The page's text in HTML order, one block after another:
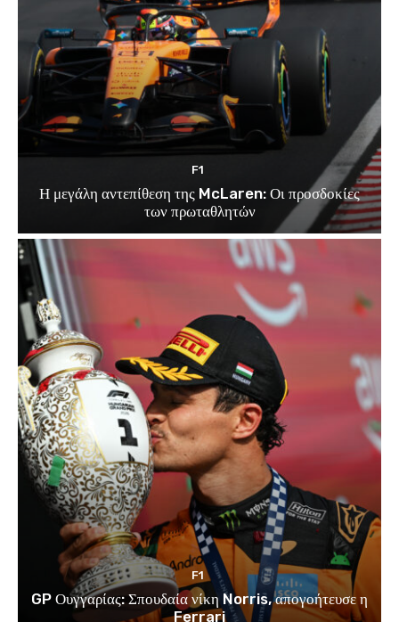
F1
Η μεγάλη αντεπίθεση της McLaren: Οι προσδοκίες
των πρωταθλητών
F1
GP Ουγγαρίας: Σπουδαία νίκη Norris, απογοήτευσε η
Ferrari